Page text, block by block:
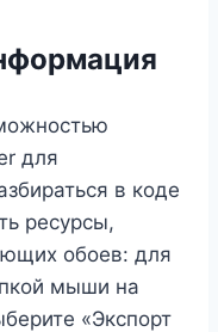
для
в коде
ресурсы,
обоев: для
мыши на
«Экспорт